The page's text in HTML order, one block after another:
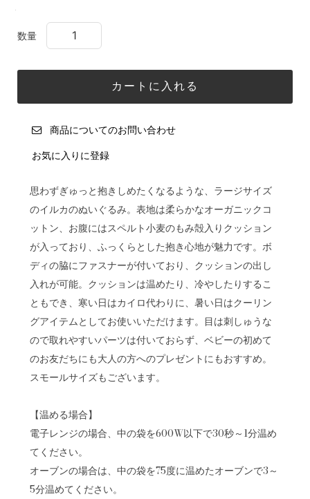
数量
商品についてのお問い合わせ
お気に入りに登録
思わずぎゅっと抱きしめたくなるような、ラージサイズ
のイルカのぬいぐるみ。表地は柔らかなオーガニックコ
ットン、お腹にはスペルト小麦のもみ殻入りクッション
が入っており、ふっくらとした抱き心地が魅力です。ボ
ディの脇にファスナーが付いており、クッションの出し
入れが可能。クッションは温めたり、冷やしたりするこ
ともでき、寒い日はカイロ代わりに、暑い日はクーリン
グアイテムとしてお使いいただけます。目は刺しゅうな
ので取れやすいパーツは付いておらず、ベビーの初めて
のお友だちにも大人の方へのプレゼントにもおすすめ。
スモールサイズもございます。
【温める場合】
電子レンジの場合、中の袋を600W以下で30秒～1分温め
てください。
オーブンの場合は、中の袋を75度に温めたオーブンで3～
5分温めてください。